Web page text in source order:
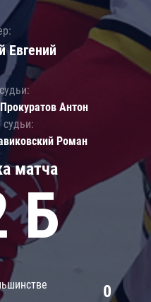
матча
Б
0
Евгений
Антон
Роман